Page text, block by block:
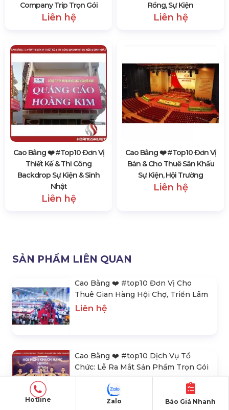
Company Trip Trọn Gói
Liên hệ
Rồng, Sự Kiện
Liên hệ
Cao Bằng ❤️️ #top10 Đơn Vị
Thiết Kế & Thi Công
Backdrop Sự Kiện & Sinh
Nhật
Liên hệ
Cao Bằng ❤️️ #top10 Đơn Vị
Bán & Cho Thuê Sân Khấu
Sự Kiện, Hội Trường
Liên hệ
SẢN PHẨM LIÊN QUAN
Cao Bằng ❤️️ #top10 Đơn Vị Cho
Thuê Gian Hàng Hội Chợ, Triển Lãm
Liên hệ
Cao Bằng ❤️️ #top10 Dịch Vụ Tổ
Chức: Lễ Ra Mắt Sản Phẩm Trọn Gói
Hotline Báo Giá Nhanh
Zalo